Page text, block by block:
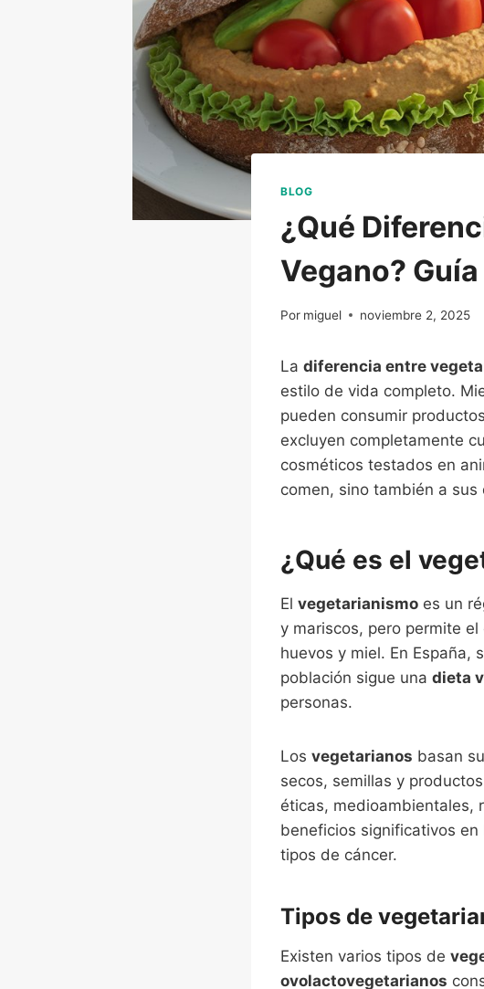
BLOG
¿Qué
Vegano?
Por miguel noviembre 2, 2025
La diferencia entre
estilo de vida completo.
pueden consumir
excluyen completamente
cosméticos testados en
comen, sino también a
¿Qué es el
El vegetarianismo es un
y mariscos, pero permite
huevos y miel. En España,
población sigue una dieta
personas.
Los vegetarianos basan
secos, semillas y
éticas, medioambientales,
beneficios significativos
tipos de cáncer.
Tipos de
Existen varios tipos de
ovolactovegetarianos